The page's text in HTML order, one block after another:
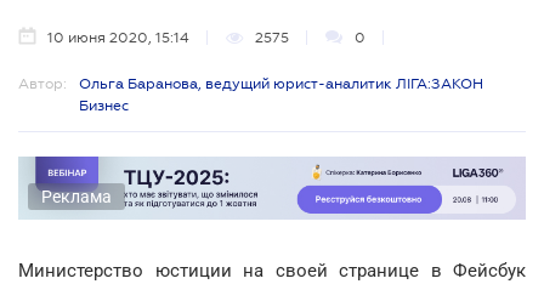
10 июня 2020, 15:14 2575 0
Автор:
Ольга Баранова, ведущий юрист-аналитик ЛІГА:ЗАКОН
Бизнес
Реклама
Министерство юстиции на своей странице в Фейсбук